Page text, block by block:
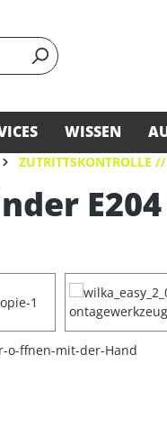
WISSEN
ZUTRITTSKONTROLLE //